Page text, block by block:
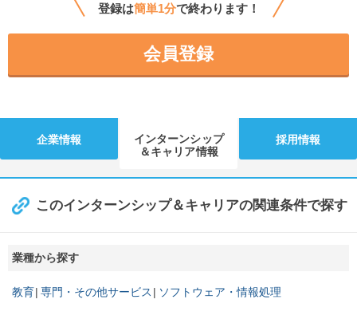
登録は簡単1分で終わります！
会員登録
企業情報
インターンシップ
＆キャリア情報
採用情報
このインターンシップ＆キャリアの関連条件で探す
業種から探す
教育 専門・その他サービス ソフトウェア・情報処理